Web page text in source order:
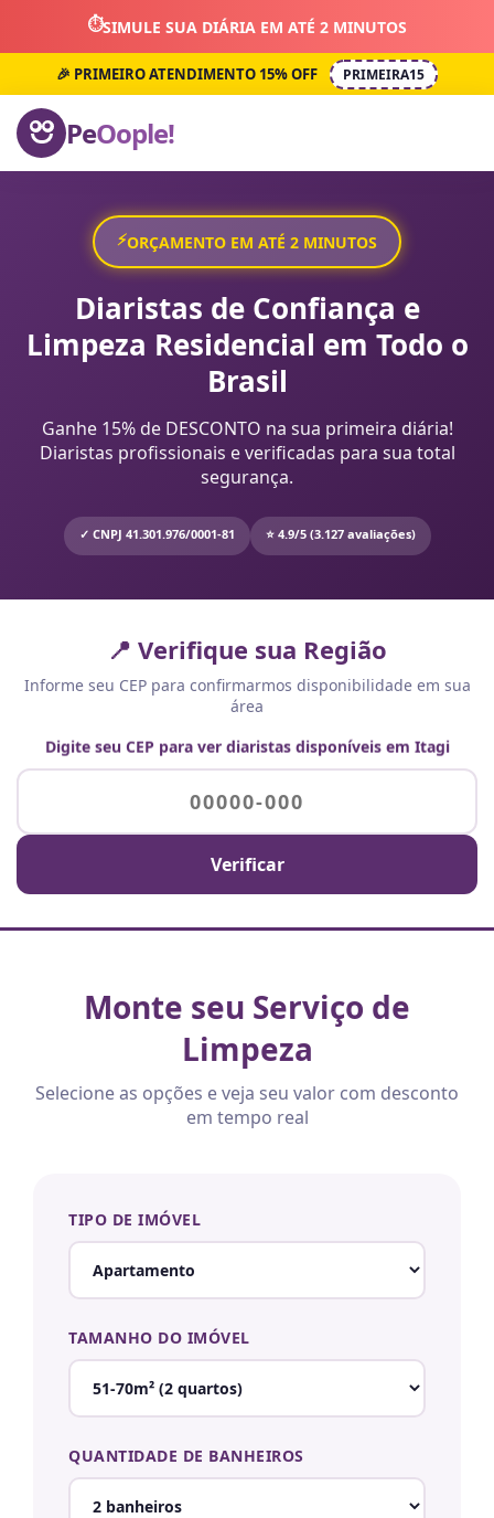
⏱️SIMULE SUA DIÁRIA EM ATÉ 2 MINUTOS
🎉 PRIMEIRO ATENDIMENTO 15% OFF PRIMEIRA15
PeOople!
⚡ORÇAMENTO EM ATÉ 2 MINUTOS
Diaristas de Confiança e
Limpeza Residencial em Todo o
Brasil
Ganhe 15% de DESCONTO na sua primeira diária!
Diaristas profissionais e verificadas para sua total
segurança.
✓ CNPJ 41.301.976/0001-81 ⭐ 4.9/5 (3.127 avaliações)
📍 Verifique sua Região
Informe seu CEP para confirmarmos disponibilidade em sua
área
Digite seu CEP para ver diaristas disponíveis em Itagi
Verificar
Monte seu Serviço de
Limpeza
Selecione as opções e veja seu valor com desconto
em tempo real
TIPO DE IMÓVEL
TAMANHO DO IMÓVEL
QUANTIDADE DE BANHEIROS